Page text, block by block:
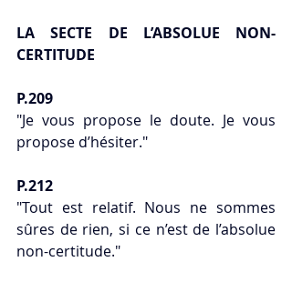
LA SECTE DE L’ABSOLUE NON-
CERTITUDE
P.209
"Je vous propose le doute. Je vous
propose d’hésiter."
P.212
"Tout est relatif. Nous ne sommes
sûres de rien, si ce n’est de l’absolue
non-certitude."